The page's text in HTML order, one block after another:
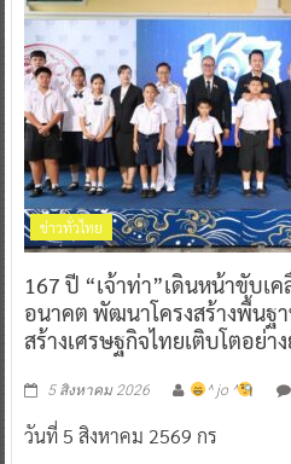
ข่าวทั่วไทย
167 ปี “เจ้าท่า”เดินหน้าขับเ
อนาคต พัฒนาโครงสร้างพื้นฐ
สร้างเศรษฐกิจไทยเติบโตอย่า
5 สิงหาคม 2026 ^ jo ^
วันที่ 5 สิงหาคม 2569 กร